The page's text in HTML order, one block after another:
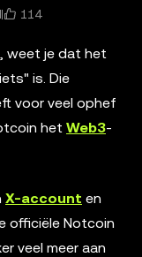
114
weet je dat het
is. Die
voor veel ophef
het Web3-
X-account en
officiële Notcoin
veel meer aan